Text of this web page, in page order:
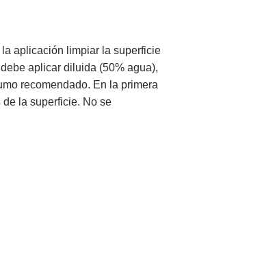
aplicación limpiar la superficie
aplicar diluida (50% agua),
recomendado. En la primera
la superficie. No se